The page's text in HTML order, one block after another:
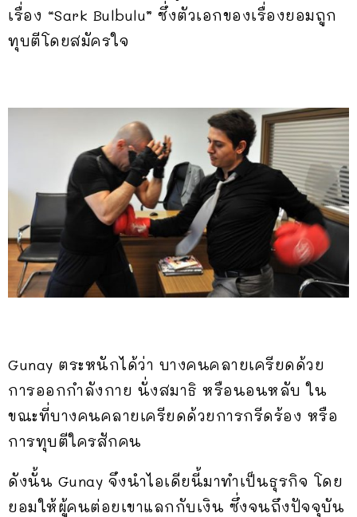
เรื่อง “Sark Bulbulu” ซึ่งตัวเอกของเรื่องยอมถูก
ทุบตีโดยสมัครใจ
Gunay ตระหนักได้ว่า บางคนคลายเครียดด้วย
การออกกำลังกาย นั่งสมาธิ หรือนอนหลับ ใน
ขณะที่บางคนคลายเครียดด้วยการกรีดร้อง หรือ
การทุบตีใครสักคน
ดังนั้น Gunay จึงนำไอเดียนี้มาทำเป็นธุรกิจ โดย
ยอมให้ผู้คนต่อยเขาแลกกับเงิน ซึ่งจนถึงปัจจุบัน